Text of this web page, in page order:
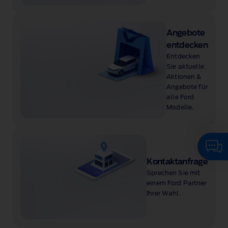
Angebote
entdecken
Entdecken
Sie aktuelle
Aktionen &
Angebote für
alle Ford
Modelle.
Kontaktanfrage
Sprechen Sie mit
einem Ford Partner
Ihrer Wahl.